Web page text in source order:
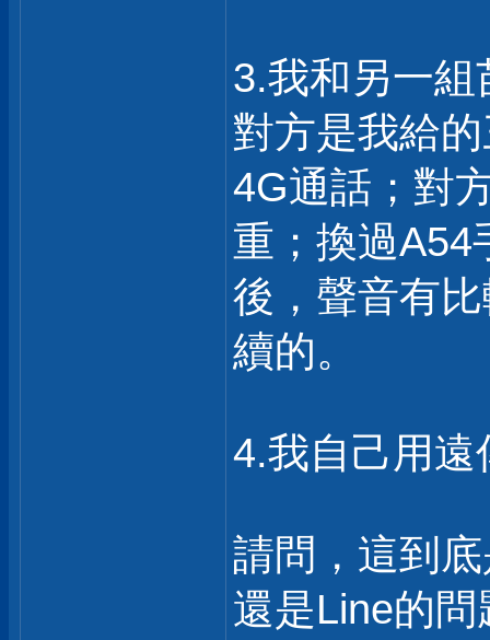
3.我和另一
對方是我給
4G通話；對
重；換過A54
後，聲音有
續的。
4.我自己用遠
請問，這到
還是Line的問